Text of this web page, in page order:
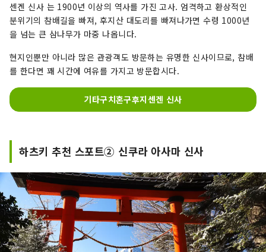
센겐 신사 는 1900년 이상의 역사를 가진 고사. 엄격하고 환상적인
분위기의 참배길을 빠져, 후지산 대도리를 빠져나가면 수령 1000년
을 넘는 큰 삼나무가 마중 나옵니다.
현지인뿐만 아니라 많은 관광객도 방문하는 유명한 신사이므로, 참배
를 한다면 꽤 시간에 여유를 가지고 방문합시다.
기타구치혼구후지센겐 신사
하츠키 추천 스포트② 신쿠라 아사마 신사